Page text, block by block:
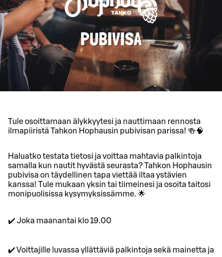
Tule osoittamaan älykkyytesi ja nauttimaan rennosta
ilmapiiristä Tahkon Hophausin pubivisan parissa! 🍻🧠
Haluatko testata tietosi ja voittaa mahtavia palkintoja
samalla kun nautit hyvästä seurasta? Tahkon Hophausin
pubivisa on täydellinen tapa viettää iltaa ystävien
kanssa! Tule mukaan yksin tai tiimeinesi ja osoita taitosi
monipuolisissa kysymyksissämme. 🌟
✔️ Joka maanantai klo 19.00
✔️ Voittajille luvassa yllättäviä palkintoja sekä mainetta ja